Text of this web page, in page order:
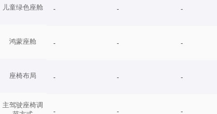
儿童绿色座舱
鸿蒙座舱
座椅布局
主驾驶座椅调
- - -
- - -
- - -
- - -